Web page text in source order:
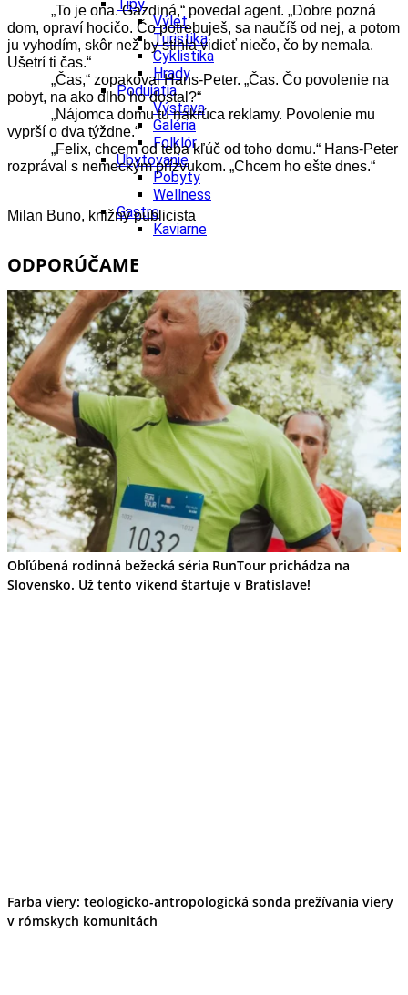
Tipy
Výlet
Turistika
Cyklistika
Hrady
Podujatia
Výstava
Galéria
Folklór
Ubytovanie
Pobyty
Wellness
Gastro
Kaviarne
Kúpele
Školstvo
Ekonomika obchod a doprava
„To je ona. Gazdiná,“ povedal agent. „Dobre pozná
dom, opraví hocičo. Čo potrebuješ, sa naučíš od nej, a potom
ju vyhodím, skôr než by stihla vidieť niečo, čo by nemala.
Ušetrí ti čas.“
„Čas,“ zopakoval Hans-Peter. „Čas. Čo povolenie na
pobyt, na ako dlho ho dostal?“
„Nájomca domu tu nakrúca reklamy. Povolenie mu
vyprší o dva týždne.“
„Felix, chcem od teba kľúč od toho domu.“ Hans-Peter
rozprával s nemeckým prízvukom. „Chcem ho ešte dnes.“
Milan Buno, knižný publicista
ODPORÚČAME
Obľúbená rodinná bežecká séria RunTour prichádza na
Slovensko. Už tento víkend štartuje v Bratislave!
Farba viery: teologicko-antropologická sonda prežívania viery
v rómskych komunitách